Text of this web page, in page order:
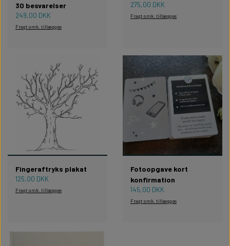
30 besvarelser
249,00 DKK
Fragt omk. tillægges
275,00 DKK
Fragt omk. tillægges
Fingeraftryks plakat
125,00 DKK
Fragt omk. tillægges
Fotoopgave kort
konfirmation
145,00 DKK
Fragt omk. tillægges